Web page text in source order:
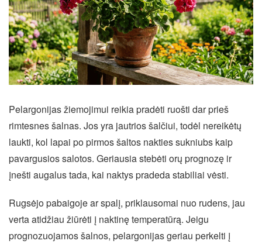
Pelargonijas žiemojimui reikia pradėti ruošti dar prieš
rimtesnes šalnas. Jos yra jautrios šalčiui, todėl nereikėtų
laukti, kol lapai po pirmos šaltos nakties sukniubs kaip
pavargusios salotos. Geriausia stebėti orų prognozę ir
įnešti augalus tada, kai naktys pradeda stabiliai vėsti.
Rugsėjo pabaigoje ar spalį, priklausomai nuo rudens, jau
verta atidžiau žiūrėti į naktinę temperatūrą. Jeigu
prognozuojamos šalnos, pelargonijas geriau perkelti į